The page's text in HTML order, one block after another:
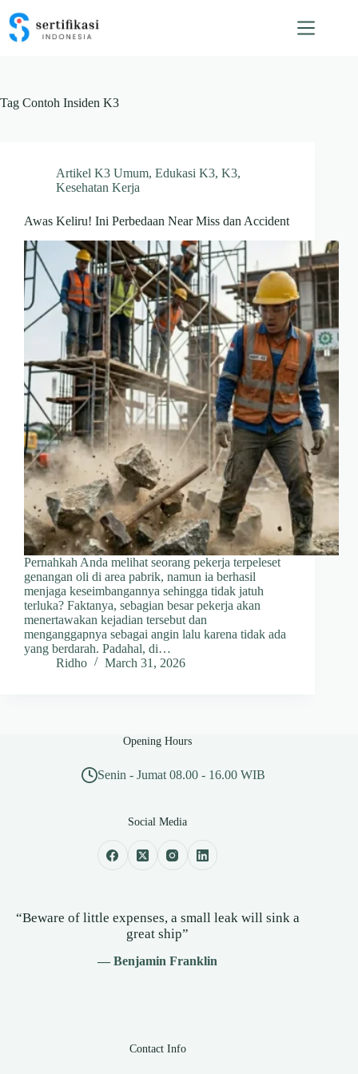
content
Tag Contoh Insiden K3
Artikel K3 Umum, Edukasi K3, K3,
Kesehatan Kerja
Awas Keliru! Ini Perbedaan Near Miss dan Accident
Pernahkah Anda melihat seorang pekerja terpeleset
genangan oli di area pabrik, namun ia berhasil
menjaga keseimbangannya sehingga tidak jatuh
terluka? Faktanya, sebagian besar pekerja akan
menertawakan kejadian tersebut dan
menganggapnya sebagai angin lalu karena tidak ada
yang berdarah. Padahal, di…
Ridho
March 31, 2026
Opening Hours
Senin - Jumat 08.00 - 16.00 WIB
Social Media
“Beware of little expenses, a small leak will sink a
great ship”
— Benjamin Franklin
Contact Info